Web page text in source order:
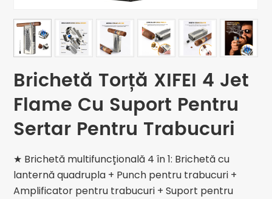
Brichetă Torță XIFEI 4 Jet
Flame Cu Suport Pentru
Sertar Pentru Trabucuri
★ Brichetă multifuncțională 4 în 1: Brichetă cu
lanternă quadrupla + Punch pentru trabucuri +
Amplificator pentru trabucuri + Suport pentru